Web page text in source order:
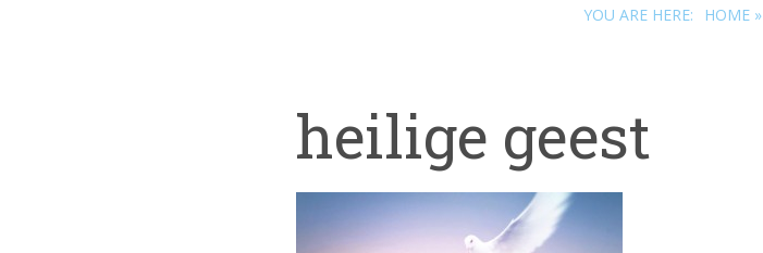
YOU ARE HERE: HOME »
heilige geest